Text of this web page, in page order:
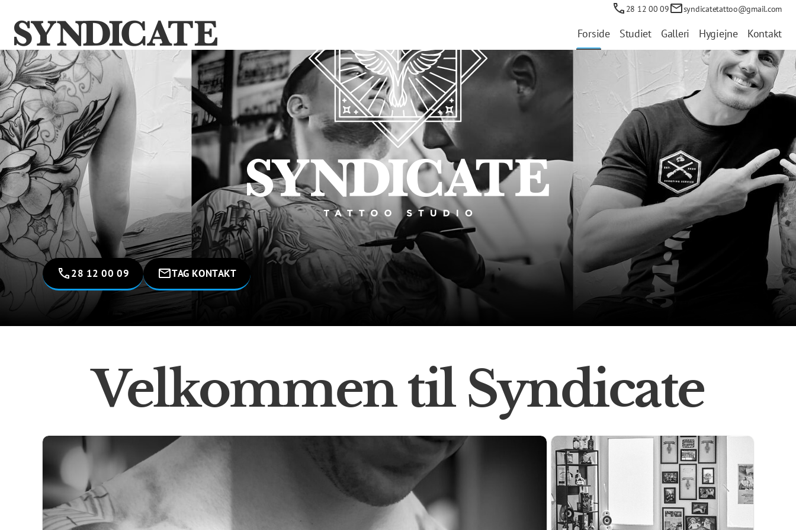
28 12 00 09 syndicatetattoo@gmail.com
Forside Studiet Galleri Hygiejne Kontakt
28 12 00 09 TAG KONTAKT
Velkommen til Syndicate